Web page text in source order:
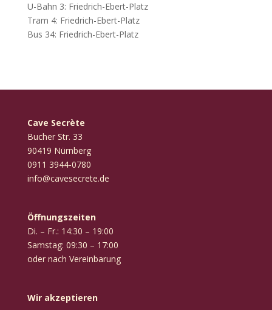
U-Bahn 3: Friedrich-Ebert-Platz
Tram 4: Friedrich-Ebert-Platz
Bus 34: Friedrich-Ebert-Platz
Cave Secrète
Bucher Str. 33
90419 Nürnberg
‭0911 3944-0780‬
info@cavesecrete.de
Öffnungszeiten
Di. – Fr.: 14:30 – 19:00
Samstag: 09:30 – 17:00
oder nach Vereinbarung
Wir akzeptieren